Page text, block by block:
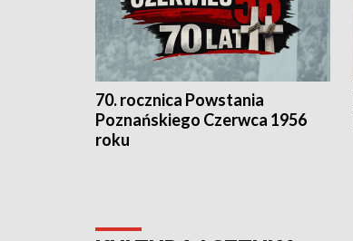
70. rocznica Powstania
Poznańskiego Czerwca 1956
roku